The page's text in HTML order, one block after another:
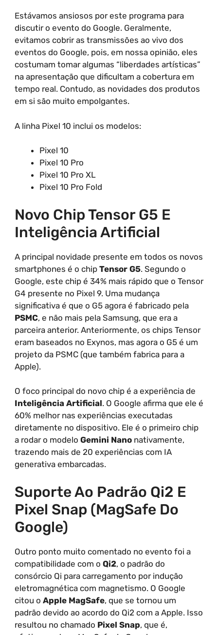
Estávamos ansiosos por este programa para
discutir o evento do Google. Geralmente,
evitamos cobrir as transmissões ao vivo dos
eventos do Google, pois, em nossa opinião, eles
costumam tomar algumas “liberdades artísticas”
na apresentação que dificultam a cobertura em
tempo real. Contudo, as novidades dos produtos
em si são muito empolgantes.
A linha Pixel 10 inclui os modelos:
Pixel 10
Pixel 10 Pro
Pixel 10 Pro XL
Pixel 10 Pro Fold
Novo Chip Tensor G5 E
Inteligência Artificial
A principal novidade presente em todos os novos
smartphones é o chip Tensor G5. Segundo o
Google, este chip é 34% mais rápido que o Tensor
G4 presente no Pixel 9. Uma mudança
significativa é que o G5 agora é fabricado pela
PSMC, e não mais pela Samsung, que era a
parceira anterior. Anteriormente, os chips Tensor
eram baseados no Exynos, mas agora o G5 é um
projeto da PSMC (que também fabrica para a
Apple).
O foco principal do novo chip é a experiência de
Inteligência Artificial. O Google afirma que ele é
60% melhor nas experiências executadas
diretamente no dispositivo. Ele é o primeiro chip
a rodar o modelo Gemini Nano nativamente,
trazendo mais de 20 experiências com IA
generativa embarcadas.
Suporte Ao Padrão Qi2 E
Pixel Snap (MagSafe Do
Google)
Outro ponto muito comentado no evento foi a
compatibilidade com o Qi2, o padrão do
consórcio Qi para carregamento por indução
eletromagnética com magnetismo. O Google
citou o Apple MagSafe, que se tornou um
padrão devido ao acordo do Qi2 com a Apple. Isso
resultou no chamado Pixel Snap, que é,